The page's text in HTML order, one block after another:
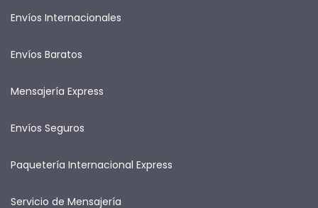
Envíos Internacionales
Envíos Baratos
Mensajería Express
Envíos Seguros
Paquetería Internacional Express
Servicio de Mensajería